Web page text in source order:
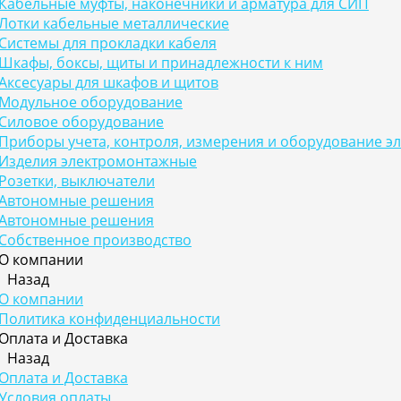
кабельные металлические
для прокладки кабеля
боксы, щиты и принадлежности к ним
для шкафов и щитов
оборудование
оборудование
учета, контроля, измерения и оборудование
электромонтажные
выключатели
решения
решения
производство
компании
Назад
компании
конфиденциальности
и Доставка
Назад
и Доставка